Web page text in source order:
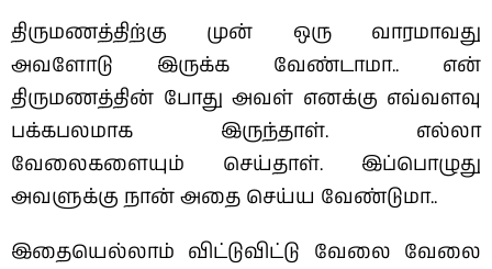
திருமணத்திற்கு முன் ஒரு வாரமாவது
அவளோடு இருக்க வேண்டாமா.. என்
திருமணத்தின் போது அவள் எனக்கு எவ்வளவு
பக்கபலமாக இருந்தாள். எல்லா
வேலைகளையும் செய்தாள். இப்பொழுது
அவளுக்கு நான் அதை செய்ய வேண்டுமா..
இதையெல்லாம் விட்டுவிட்டு வேலை வேலை